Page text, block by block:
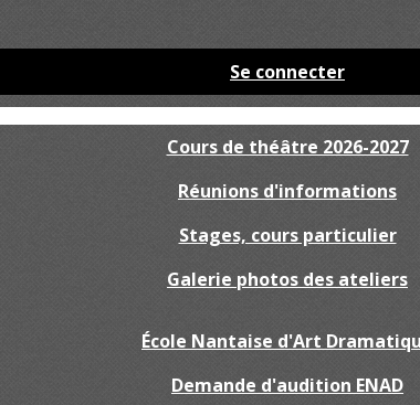
Se connecter
Cours de théâtre 2026-2027
Réunions d'informations
Stages, cours particulier
Galerie photos des ateliers
École Nantaise d'Art
Demande d'audition ENAD